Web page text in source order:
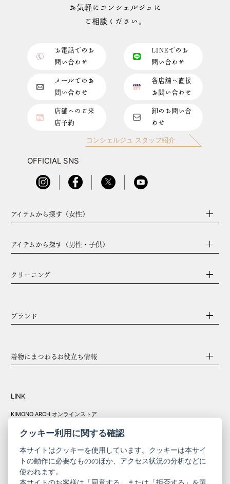
お気軽にコンシェルジュに
ご相談ください。
お電話でのお
問い合わせ
LINEでのお
問い合わせ
メールでのお
問い合わせ
各店舗へ直接
お問い合わせ
店舗へのご来
店予約
卸のお問い合
わせ
コンシェルジュ スタッフ紹介
OFFICIAL SNS
アイテムから探す（女性）
アイテムから探す（男性・子供）
クリーニング
ブランド
着物にまつわるお役立ち情報
LINK
KIMONO ARCH オンラインストア
きものやまと振
クッキー利用に関する確認
本サイトはクッキーを使用しています。クッキーは本サイ
トの動作に必要なもののほか、アクセス状況の分析などに
使われます。
本サイトのお客様は「同意する」または「拒否する」を選